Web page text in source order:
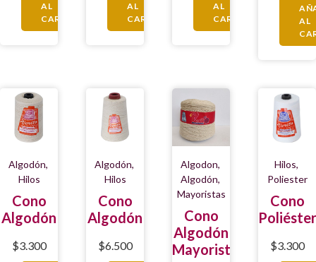
AL
CARRITO
AL
CARRITO
AL
CARRITO
AL
Algodón,
Hilos
Cono
Algodón
$3.300
Algodón,
Hilos
Cono
Algodón
$6.500
Algodon,
Algodón,
Mayoristas
Cono
Algodón
Mayorista
Hilos,
Poliester
Cono
Poliéster
$3.300